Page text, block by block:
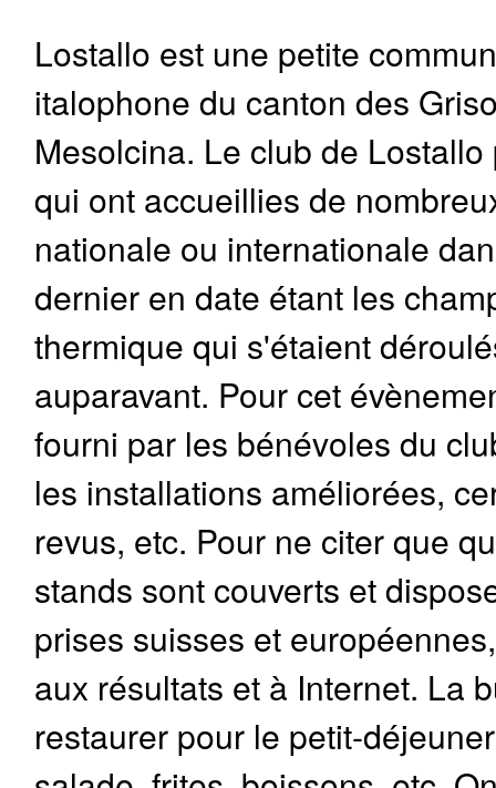
Lostallo est une petite
italophone du canton des
Mesolcina. Le club de
qui ont accueillies de
nationale ou internationale
dernier en date étant les
thermique qui s'étaient
auparavant. Pour cet
fourni par les bénévoles du
les installations améliorées,
revus, etc. Pour ne citer que
stands sont couverts et
prises suisses et
aux résultats et à Internet. La
restaurer pour le petit-